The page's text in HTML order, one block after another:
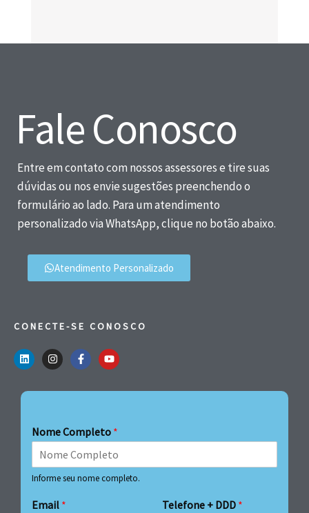
Fale Conosco
Entre em contato com nossos assessores e tire suas
dúvidas ou nos envie sugestões preenchendo o
formulário ao lado. Para um atendimento
personalizado via WhatsApp, clique no botão abaixo.
Atendimento Personalizado
CONECTE-SE CONOSCO
Nome Completo *
Informe seu nome completo.
Email * Telefone + DDD *